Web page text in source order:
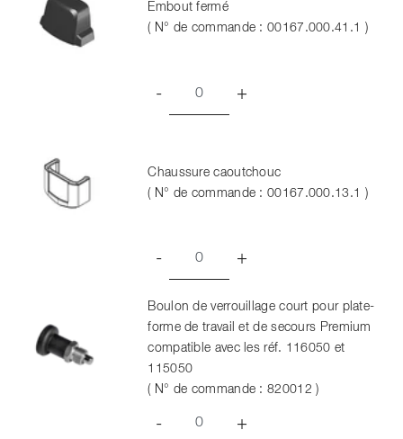
- +
Embout fermé
( N° de commande : 00167.000.41.1 )
- +
Chaussure caoutchouc
( N° de commande : 00167.000.13.1 )
- +
Boulon de verrouillage court pour plate-
forme de travail et de secours Premium
compatible avec les réf. 116050 et
115050
( N° de commande : 820012 )